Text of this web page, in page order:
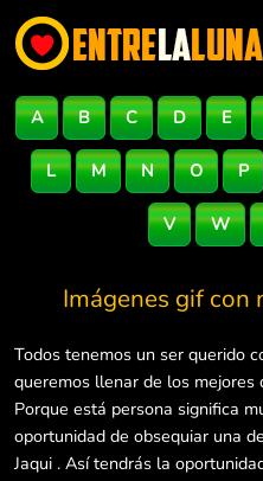
A B C D E
L M N O P
V W
Imágenes gif con
Todos tenemos un ser querido
queremos llenar de los mejores
Porque está persona significa
oportunidad de obsequiar una
Jaqui . Así tendrás la